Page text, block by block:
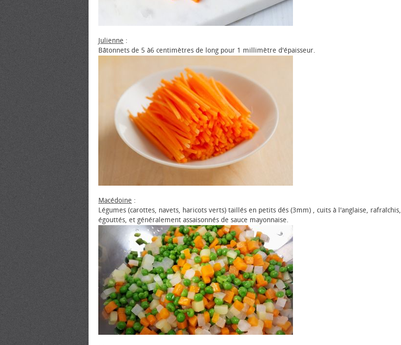
Julienne :
Bâtonnets de 5 à6 centimètres de long pour 1 millimètre d'épaisseur.
Macédoine :
Légumes (carottes, navets, haricots verts) taillés en petits dés (3mm) , cuits à l'anglaise, rafraîchis,
égouttés, et généralement assaisonnés de sauce mayonnaise.